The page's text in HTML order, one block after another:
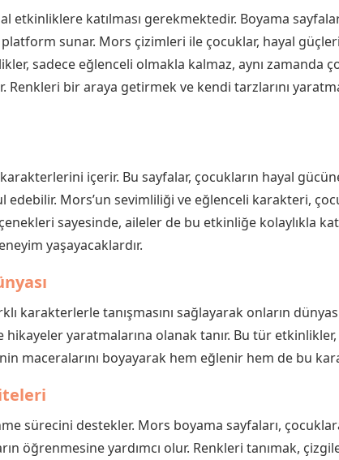
etkinliklere katılması gerekmektedir. Boyama
platform sunar. Mors çizimleri ile çocuklar, hayal
sadece eğlenceli olmakla kalmaz, aynı zamanda
Renkleri bir araya getirmek ve kendi tarzlarını
içerir. Bu sayfalar, çocukların hayal
edebilir. Mors’un sevimliliği ve eğlenceli karakteri,
sayesinde, aileler de bu etkinliğe kolaylıkla
yaşayacaklardır.
karakterlerle tanışmasını sağlayarak onların
hikayeler yaratmalarına olanak tanır. Bu tür
maceralarını boyayarak hem eğlenir hem de bu
sürecini destekler. Mors boyama sayfaları,
öğrenmesine yardımcı olur. Renkleri tanımak,